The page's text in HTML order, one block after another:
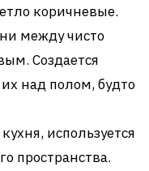
коричневые.
между чисто
Создается
над полом, будто
используется
пространства.